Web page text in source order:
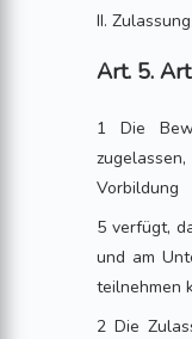
II.
Art. 5.
1 Die
Vorbildung
5 verfügt,
und am
teilnehmen
2 Die